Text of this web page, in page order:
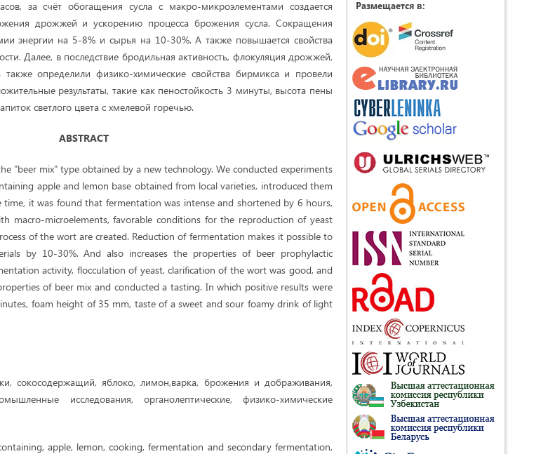
за счёт обогащения сусла с макро-микроэлементами создается
дрожжей и ускорению процесса брожения сусла. Сокращения
энергии на 5-8% и сырья на 10-30%. А также повышается свойства
Далее, в последствие бродильная активность, флокуляция дрожжей,
определили физико-химические свойства бирмикса и провели
результаты, такие как пеностойкость 3 минуты, высота пены
светлого цвета с хмелевой горечью.
ABSTRACT
"beer mix" type obtained by a new technology. We conducted experiments
apple and lemon base obtained from local varieties, introduced them
it was found that fermentation was intense and shortened by 6 hours,
macro-microelements, favorable conditions for the reproduction of yeast
of the wort are created. Reduction of fermentation makes it possible to
by 10-30%. And also increases the properties of beer prophylactic
activity, flocculation of yeast, clarification of the wort was good, and
of beer mix and conducted a tasting. In which positive results were
foam height of 35 mm, taste of a sweet and sour foamy drink of light
сокосодержащий, яблоко, лимон,варка, брожения и дображивания,
исследования, органолептические, физико-химические
apple, lemon, cooking, fermentation and secondary fermentation,
Размещается в: